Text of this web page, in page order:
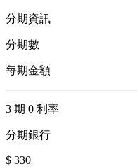
分期資訊
分期數
每期金額
3 期 0 利率
分期銀行
$ 330